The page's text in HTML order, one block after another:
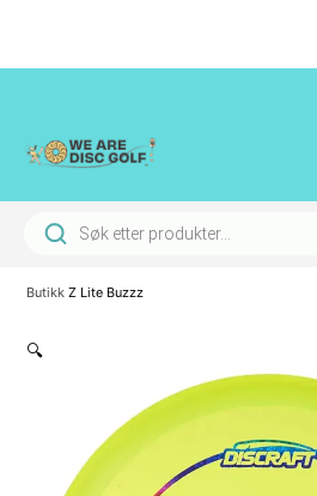
innholdet
Products search
Butikk Z Lite Buzzz
🔍